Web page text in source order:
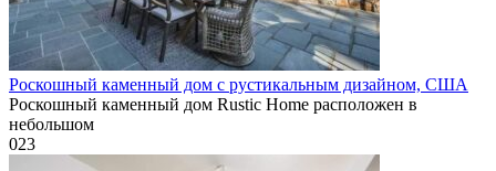
Роскошный каменный дом с рустикальным дизайном, США
Роскошный каменный дом Rustic Home расположен в
небольшом
023